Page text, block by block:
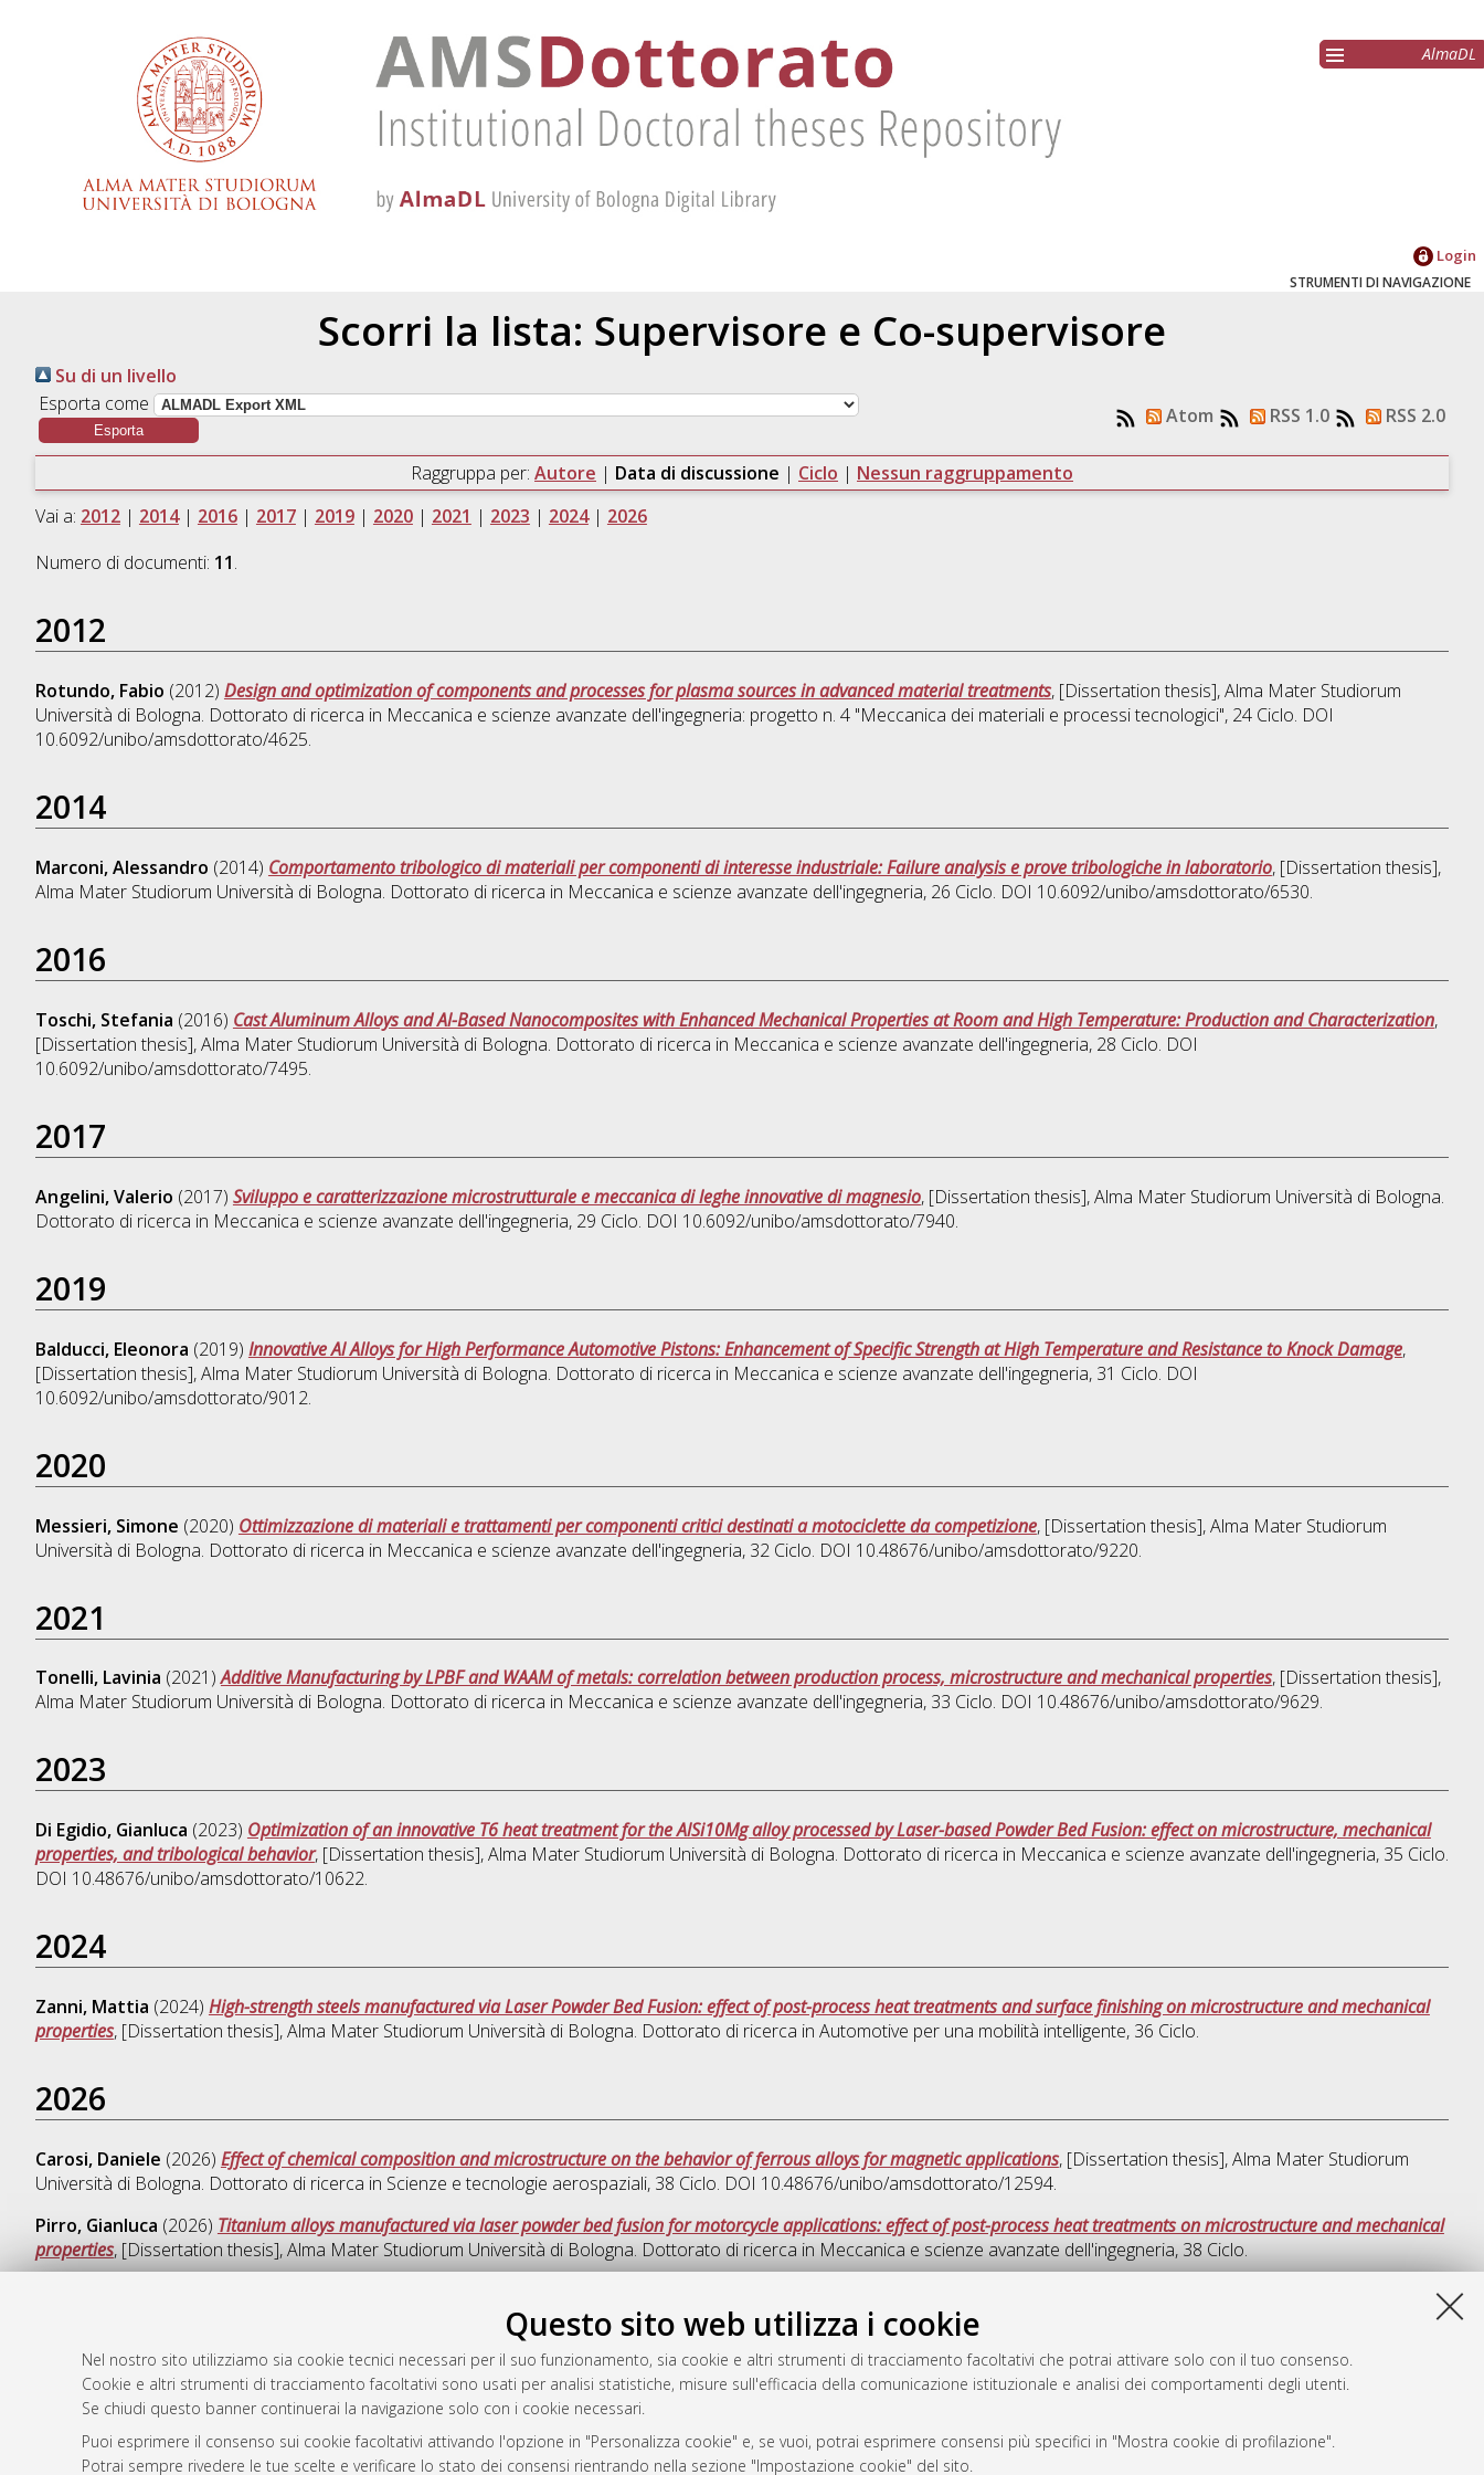
Questo sito web utilizza i cookie
Nel nostro sito utilizziamo sia cookie tecnici necessari per il suo funzionamento, sia cookie e altri strumenti di tracciamento facoltativi che potrai attivare solo con il tuo consenso.
Cookie e altri strumenti di tracciamento facoltativi sono usati per analisi statistiche, misure sull'efficacia della comunicazione istituzionale e analisi dei comportamenti degli utenti.
Se chiudi questo banner continuerai la navigazione solo con i cookie necessari.
Puoi esprimere il consenso sui cookie facoltativi attivando l'opzione in "Personalizza cookie" e, se vuoi, potrai esprimere consensi più specifici in "Mostra cookie di profilazione".
Potrai sempre rivedere le tue scelte e verificare lo stato dei consensi rientrando nella sezione "Impostazione cookie" del sito.
AlmaDL
Login
STRUMENTI DI NAVIGAZIONE
Scorri la lista: Supervisore e Co-supervisore
Su di un livello
Esporta come
Atom RSS 1.0 RSS 2.0
Raggruppa per: Autore | Data di discussione | Ciclo | Nessun raggruppamento
Vai a: 2012| 2014| 2016| 2017| 2019| 2020| 2021 | 2023 | 2024| 2026
Numero di documenti: 11.
2012
Rotundo, Fabio (2012) Design and optimization of components and processes for plasma sources in advanced material treatments, [Dissertation thesis], Alma Mater Studiorum
Università di Bologna. Dottorato di ricerca in Meccanica e scienze avanzate dell'ingegneria: progetto n. 4 "Meccanica dei materiali e processi tecnologici", 24 Ciclo. DOI
10.6092/unibo/amsdottorato/4625.
2014
Marconi, Alessandro (2014) Comportamento tribologico di materiali per componenti di interesse industriale: Failure analysis e prove tribologiche in laboratorio, [Dissertation thesis],
Alma Mater Studiorum Università di Bologna. Dottorato di ricerca in Meccanica e scienze avanzate dell'ingegneria, 26 Ciclo. DOI 10.6092/unibo/amsdottorato/6530.
2016
Toschi, Stefania (2016) Cast Aluminum Alloys and Al-Based Nanocomposites with Enhanced Mechanical Properties at Room and High Temperature: Production and Characterization,
[Dissertation thesis], Alma Mater Studiorum Università di Bologna. Dottorato di ricerca in Meccanica e scienze avanzate dell'ingegneria, 28 Ciclo. DOI
10.6092/unibo/amsdottorato/7495.
2017
Angelini, Valerio (2017) Sviluppo e caratterizzazione microstrutturale e meccanica di leghe innovative di magnesio, [Dissertation thesis], Alma Mater Studiorum Università di Bologna.
Dottorato di ricerca in Meccanica e scienze avanzate dell'ingegneria, 29 Ciclo. DOI 10.6092/unibo/amsdottorato/7940.
2019
Balducci, Eleonora (2019) Innovative Al Alloys for High Performance Automotive Pistons: Enhancement of Specific Strength at High Temperature and Resistance to Knock Damage,
[Dissertation thesis], Alma Mater Studiorum Università di Bologna. Dottorato di ricerca in Meccanica e scienze avanzate dell'ingegneria, 31 Ciclo. DOI
10.6092/unibo/amsdottorato/9012.
2020
Messieri, Simone (2020) Ottimizzazione di materiali e trattamenti per componenti critici destinati a motociclette da competizione, [Dissertation thesis], Alma Mater Studiorum
Università di Bologna. Dottorato di ricerca in Meccanica e scienze avanzate dell'ingegneria, 32 Ciclo. DOI 10.48676/unibo/amsdottorato/9220.
2021
Tonelli, Lavinia (2021)Additive Manufacturing by LPBF and WAAM of metals: correlation between production process, microstructure and mechanical properties, [Dissertation thesis],
Alma Mater Studiorum Università di Bologna. Dottorato di ricerca in Meccanica e scienze avanzate dell'ingegneria, 33 Ciclo. DOI 10.48676/unibo/amsdottorato/9629.
2023
Di Egidio, Gianluca (2023) Optimization of an innovative T6 heat treatment for the AlSi10Mg alloy processed by Laser-based Powder Bed Fusion: effect on microstructure, mechanical
properties, and tribological behavior, [Dissertation thesis], Alma Mater Studiorum Università di Bologna. Dottorato di ricerca in Meccanica e scienze avanzate dell'ingegneria, 35 Ciclo.
DOI 10.48676/unibo/amsdottorato/10622.
2024
Zanni, Mattia (2024) High-strength steels manufactured via Laser Powder Bed Fusion: effect of post-process heat treatments and surface finishing on microstructure and mechanical
properties, [Dissertation thesis], Alma Mater Studiorum Università di Bologna. Dottorato di ricerca in Automotive per una mobilità intelligente, 36 Ciclo.
2026
Carosi, Daniele (2026) Effect of chemical composition and microstructure on the behavior of ferrous alloys for magnetic applications, [Dissertation thesis], Alma Mater Studiorum
Università di Bologna. Dottorato di ricerca in Scienze e tecnologie aerospaziali, 38 Ciclo. DOI 10.48676/unibo/amsdottorato/12594.
Pirro, Gianluca (2026) Titanium alloys manufactured via laser powder bed fusion for motorcycle applications: effect of post-process heat treatments on microstructure and mechanical
properties, [Dissertation thesis], Alma Mater Studiorum Università di Bologna. Dottorato di ricerca in Meccanica e scienze avanzate dell'ingegneria, 38 Ciclo.
Fri Aug 7 20:46:02 2026 CEST.
Atom
Rss 1.0
Rss 2.0
AMS Dottorato
ISSN: 2038-7946
Servizio implementato e gestito da
Impostazioni Cookie